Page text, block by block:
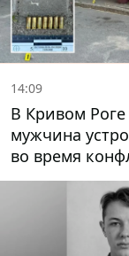
14:09
В Кривом Роге
мужчина
во время
раненый